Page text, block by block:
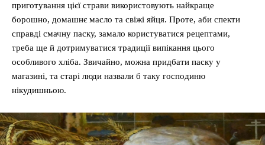
приготування цієї страви використовують найкраще
борошно, домашнє масло та свіжі яйця. Проте, аби спекти
справді смачну паску, замало користуватися рецептами,
треба ще й дотримуватися традиції випікання цього
особливого хліба. Звичайно, можна придбати паску у
магазині, та старі люди назвали б таку господиню
нікудишньою.